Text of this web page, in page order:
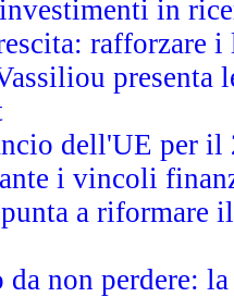
in
rafforzare
dell'UE per il
i vincoli
a riformare
da non perdere: